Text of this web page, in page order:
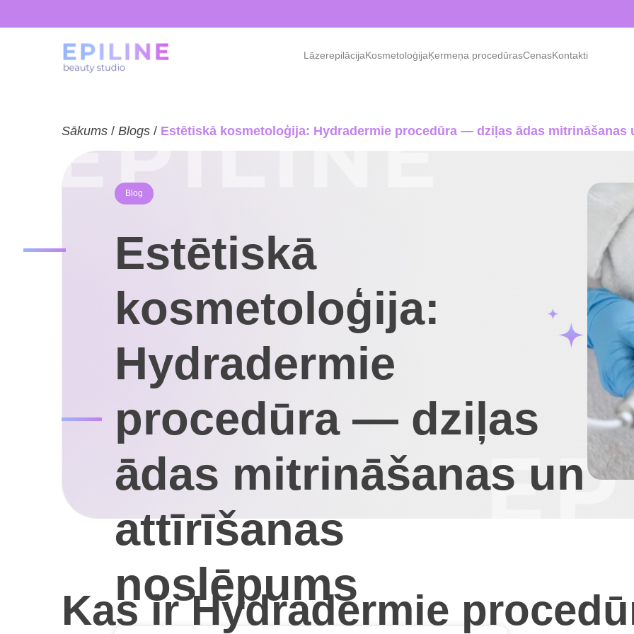
LāzerepilācijaKosmetoloģijaĶermeņa procedūrasCenasKontakti
Sākums / Blogs / Estētiskā kosmetoloģija: Hydradermie procedūra — dziļas ādas mitrināšanas
Blog
Estētiskā
kosmetoloģija:
Hydradermie
procedūra — dziļas
ādas mitrināšanas un
attīrīšanas
noslēpums
Kas ir Hydradermie